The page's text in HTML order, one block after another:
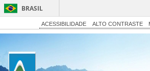
BRASIL
ACESSIBILIDADE ALTO CONTRASTE